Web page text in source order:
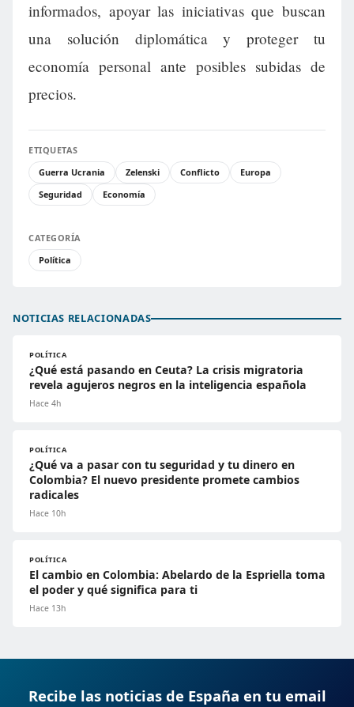
informados, apoyar las iniciativas que buscan
una solución diplomática y proteger tu
economía personal ante posibles subidas de
precios.
ETIQUETAS
Guerra Ucrania
Zelenski Conflicto
Europa
Seguridad
Economía
CATEGORÍA
Política
NOTICIAS RELACIONADAS
POLÍTICA
¿Qué está pasando en Ceuta? La crisis migratoria
revela agujeros negros en la inteligencia española
Hace 4h
POLÍTICA
¿Qué va a pasar con tu seguridad y tu dinero en
Colombia? El nuevo presidente promete cambios
radicales
Hace 10h
POLÍTICA
El cambio en Colombia: Abelardo de la Espriella toma
el poder y qué significa para ti
Hace 13h
Recibe las noticias de España en tu email